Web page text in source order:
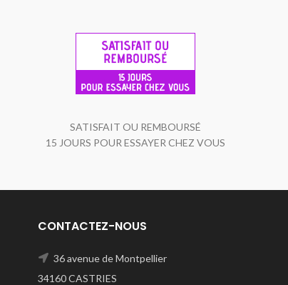
SATISFAIT OU REMBOURSÉ
15 JOURS POUR ESSAYER CHEZ VOUS
CONTACTEZ-NOUS
36 avenue de Montpellier
34160 CASTRIES